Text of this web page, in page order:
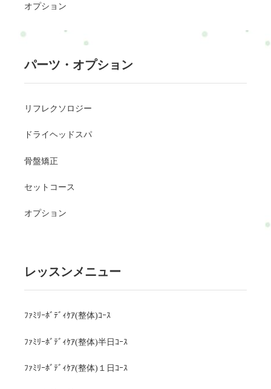
オプション
パーツ・オプション
リフレクソロジー
ドライヘッドスパ
骨盤矯正
セットコース
オプション
レッスンメニュー
ﾌｧﾐﾘｰﾎﾞﾃﾞｨｹｱ(整体)ｺｰｽ
ﾌｧﾐﾘｰﾎﾞﾃﾞｨｹｱ(整体)半日ｺｰｽ
ﾌｧﾐﾘｰﾎﾞﾃﾞｨｹｱ(整体)１日ｺｰｽ